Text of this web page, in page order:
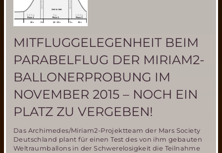
Missionsszenario
MITFLUGGELEGENHEIT BEIM
PARABELFLUG DER MIRIAM2-
BALLONERPROBUNG IM
NOVEMBER 2015 – NOCH EIN
PLATZ ZU VERGEBEN!
Das Archimedes/Miriam2-Projektteam der Mars Society
Deutschland plant für einen Test des von ihm gebauten
Weltraumballons in der Schwerelosigkeit die Teilnahme